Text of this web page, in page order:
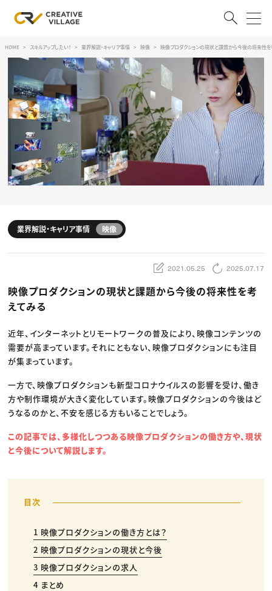
ログイン 会員登録
RECRUIT
クリエイター求人を探す
CREATIVE JOB求人検索
特集求人
採用説明会
スキルアップしたい！
デザイン
編集・ライティング
マーケティング
ディレクション
業界解説・キャリア事情
TOP Creator’s コラム
Webクリエイター
アプリクリエイター
ゲームクリエイター
映像クリエイター
クリエイターインタビュー
C＆R Magazine
セミナー
ニュース・トレンド トップ
Web
映像
ゲーム・エンタメ
出版
CREATIVE VILLAGEからのお知らせ
HOME スキルアップしたい！ 業界解説・キャリア事情 映像 映像プロダクションの現状と課題から今後の将来性を
業界解説・キャリア事情 映像
2021.05.25 2025.07.17
映像プロダクションの現状と課題から今後の将来性を考
えてみる
近年、インターネットとリモートワークの普及により、映像コンテンツの
需要が高まっています。それにともない、映像プロダクションにも注目
が集まっています。
一方で、映像プロダクションも新型コロナウイルスの影響を受け、働き
方や制作環境が大きく変化しています。映像プロダクションの今後はど
うなるのかと、不安を感じる方もいることでしょう。
この記事では、多様化しつつある映像プロダクションの働き方や、現状
と今後について解説します。
1 映像プロダクションの働き方とは？
2 映像プロダクションの現状と今後
3 映像プロダクションの求人
4 まとめ